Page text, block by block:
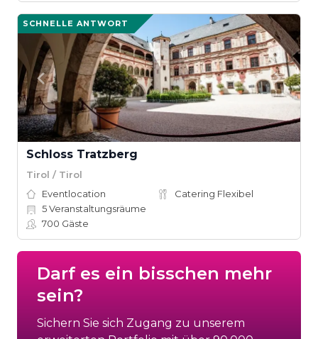
SCHNELLE ANTWORT
Schloss Tratzberg
Tirol / Tirol
Eventlocation
Catering Flexibel
5Veranstaltungsräume
700 Gäste
Darf es ein bisschen mehr
sein?
Sichern Sie sich Zugang zu unserem